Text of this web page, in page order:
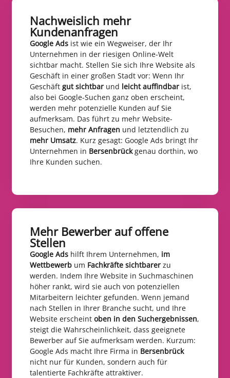
Nachweislich mehr
Kundenanfragen​
Google Ads ist wie ein Wegweiser, der Ihr
Unternehmen in der riesigen Online-Welt
sichtbar macht. Stellen Sie sich Ihre Website als
Geschäft in einer großen Stadt vor: Wenn Ihr
Geschäft gut sichtbar und leicht auffindbar ist,
also bei Google-Suchen ganz oben erscheint,
werden mehr potenzielle Kunden auf Sie
aufmerksam. Das führt zu mehr Website-
Besuchen, mehr Anfragen und letztendlich zu
mehr Umsatz. Kurz gesagt: Google Ads bringt Ihr
Unternehmen in Bersenbrückgenau dorthin, wo
Ihre Kunden suchen.
Mehr Bewerber auf offene
Stellen​
Google Ads hilft Ihrem Unternehmen, im
Wettbewerb um Fachkräfte sichtbarer zu
werden. Indem Ihre Website in Suchmaschinen
höher rankt, wird sie auch von potenziellen
Mitarbeitern leichter gefunden. Wenn jemand
nach Stellen in Ihrer Branche sucht, und Ihre
Website erscheint oben in den Suchergebnissen,
steigt die Wahrscheinlichkeit, dass geeignete
Bewerber auf Sie aufmerksam werden. Kurzum:
Google Ads macht Ihre Firma in Bersenbrück
nicht nur für Kunden, sondern auch für
talentierte Fachkräfte attraktiver.